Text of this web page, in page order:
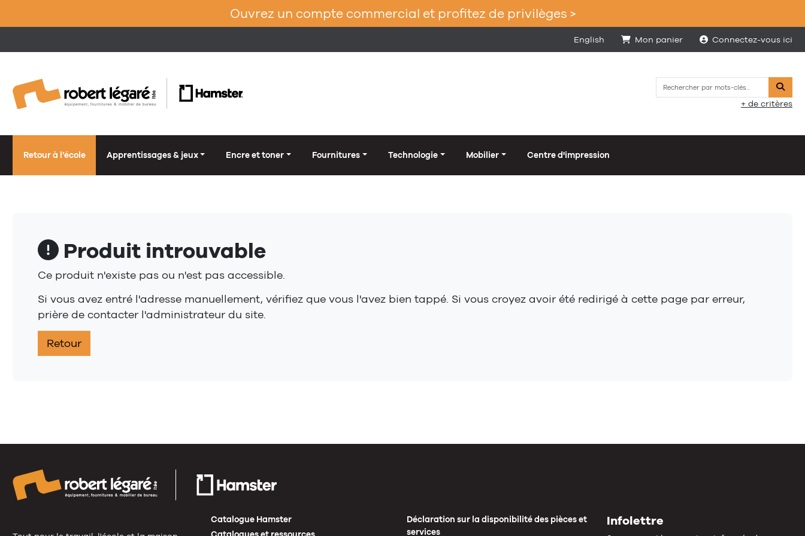
Ouvrez un compte commercial et profitez de privilèges >
English Mon panier Connectez-vous ici
+ de critères
Retour à l’école Apprentissages & jeux Encre et toner Fournitures Technologie Mobilier Centre d'impression
Produit introuvable
Ce produit n'existe pas ou n'est pas accessible.
Si vous avez entré l'adresse manuellement, vérifiez que vous l'avez bien tappé. Si vous croyez avoir été redirigé à cette page par erreur,
prière de contacter l'administrateur du site.
Retour
Catalogue Hamster
Catalogues et ressources
Déclaration sur la disponibilité des pièces et
services
Infolettre